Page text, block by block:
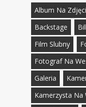
Album Na
Backstage
Film Slubny
Fotograf Na
Galeria
Kamerzysta Na